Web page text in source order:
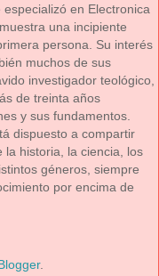
en Electronica
una incipiente
persona. Su interés
muchos de sus
investigador teológico,
de treinta años
y sus fundamentos.
dispuesto a compartir
la historia, la ciencia, los
géneros, siempre
por encima de
.